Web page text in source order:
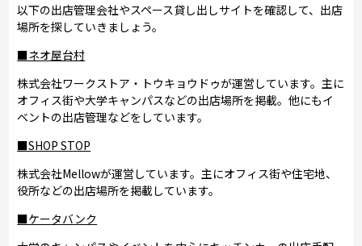
以下の出店管理会社やスペース貸し出しサイトを確認して、出店
場所を探していきましょう。
■ネオ屋台村
株式会社ワークストア・トウキョウドゥが運営しています。主に
オフィス街や大学キャンパスなどの出店場所を掲載。他にもイ
ベントの出店管理などをしています。
■SHOP STOP
株式会社Mellowが運営しています。主にオフィス街や住宅地、
役所などの出店場所を掲載しています。
■ケータバンク